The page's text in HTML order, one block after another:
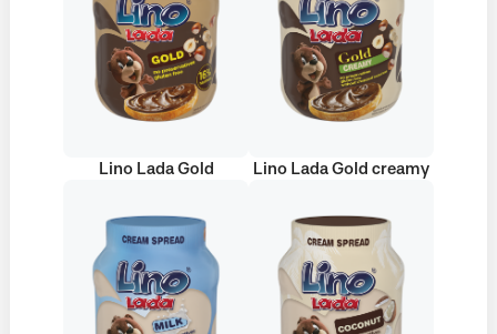
Lino Lada Gold Lino Lada Gold creamy